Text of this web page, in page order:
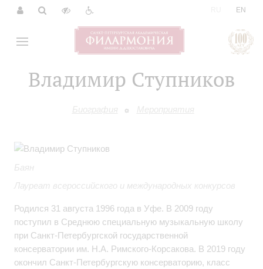
EN
Владимир Ступников
Биография Мероприятия
Баян
Лауреат всероссийского и международных конкурсов
Родился 31 августа 1996 года в Уфе. В 2009 году
поступил в Среднюю специальную музыкальную школу
при Санкт-Петербургской государственной
консерватории им. Н.А. Римского-Корсакова. В 2019 году
окончил Санкт-Петербургскую консерваторию, класс